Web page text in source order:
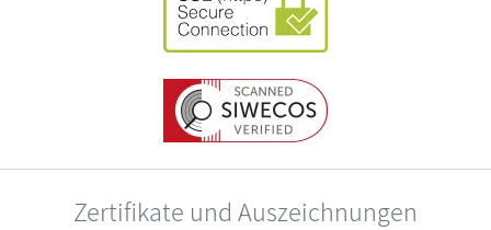
Zertifikate und Auszeichnungen